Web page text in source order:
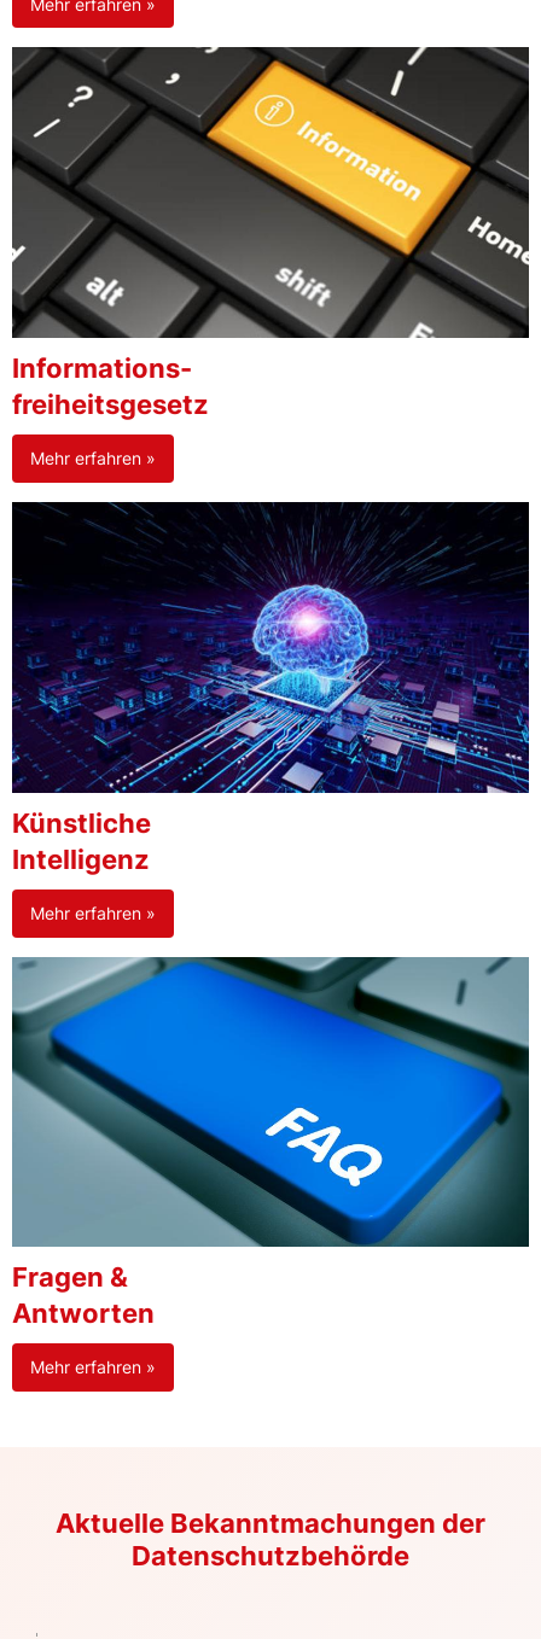
Informations-
freiheitsgesetz
Mehr erfahren »
Künstliche
Intelligenz
Mehr erfahren »
Fragen &
Antworten
Mehr erfahren »
Aktuelle Bekanntmachungen der
Datenschutzbehörde